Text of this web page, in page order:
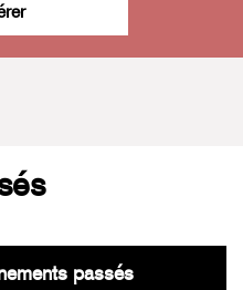
passés